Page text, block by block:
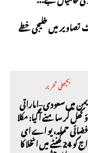
تصاویر میں خلیجی خطے
پچھلی تحریر